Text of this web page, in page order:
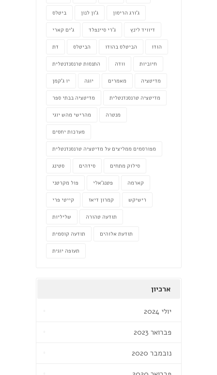
ביטלס ג'ון לנון ג'ורג הריסון
ג'ים קארי ג'רי סיינפלד דיוויד לינץ
דת הביטלס הביטלס בהודו הודו
התנסות טרנסנדנטלית וודה חיוביות
יו ג'קמן יוגה מאמרים מדיטציה
מדיטציה בבתי ספר מדיטציה טרנסנדנטלית
מהרישי מהש יוגי מנטרה
מערכות יחסים
מפורסמים ממליצים על מדיטציה טרנסנדנטלית
סטינג סידהים סילוק מתחים
פול מקרטני פטנג'אלי קארמה
קייטי פרי קמרון דיאז רישיקש
שליליות תודעה טהורה
תודעה קוסמית תודעת אלוהים
תעופה יוגית
ארכיון
יולי 2024
פברואר 2023
נובמבר 2020